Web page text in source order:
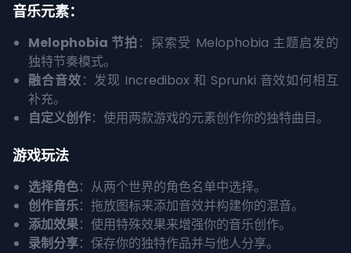
音乐元素：
Melophobia 节拍 ：探索受 Melophobia 主题启发的
独特节奏模式。
融合音效：发现 Incredibox 和 Sprunki 音效如何相互
补充。
自定义创作：使用两款游戏的元素创作你的独特曲目。
游戏玩法
选择角色：从两个世界的角色名单中选择。
创作音乐：拖放图标来添加音效并构建你的混音。
添加效果：使用特殊效果来增强你的音乐创作。
录制分享：保存你的独特作品并与他人分享。